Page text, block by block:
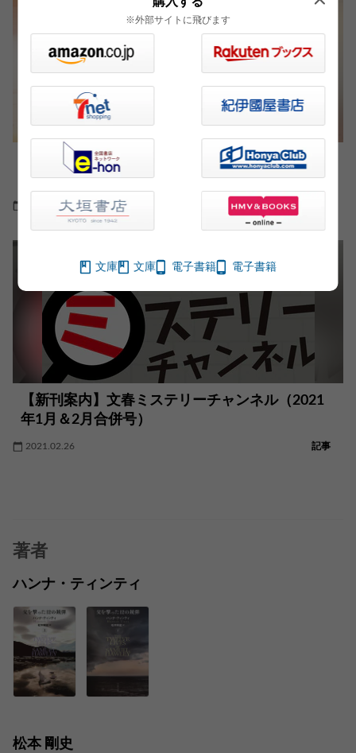
ハッピーエンドともバッドエンドとも取れる最後
のシーン…過去と対峙する父娘の物語
2021.04.16
【新刊案内】文春ミステリーチャンネル（2021
年1月＆2月合併号）
2021.02.26 記事
著者
ハンナ・ティンティ
松本 剛史
※外部サイトに飛びます
文庫 文庫 電子書籍 電子書籍